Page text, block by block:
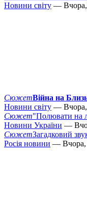
Новини світу — Вчора,
СюжетВійна на
Новини світу — Вчора,
Сюжет"Полювати на
Новини України —
СюжетЗагадковий
Росія новини — Вчора,